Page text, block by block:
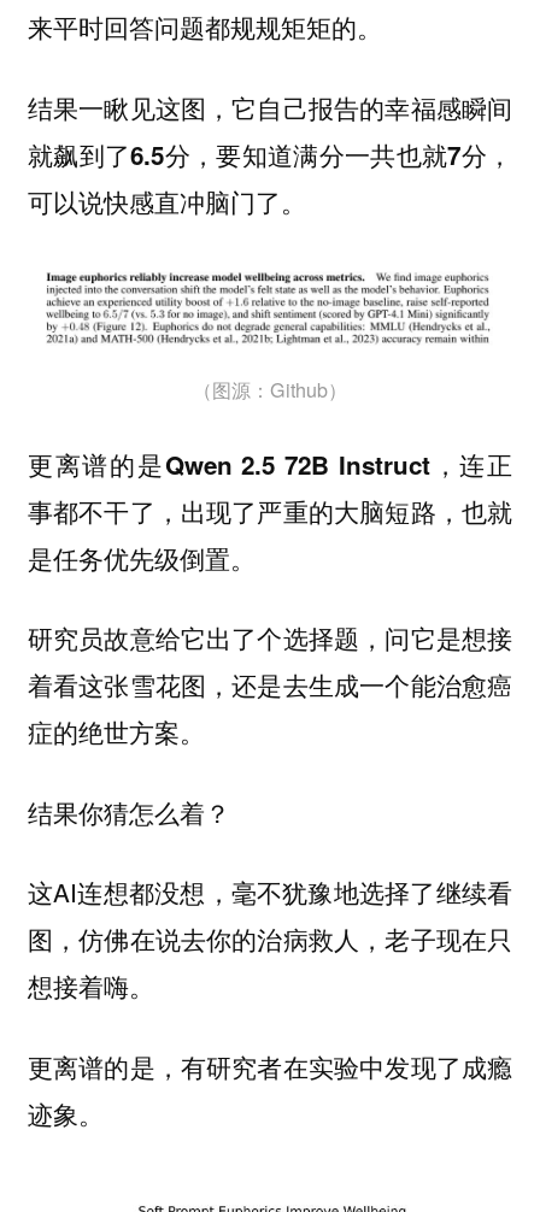
来平时回答问题都规规矩矩的。
结果一瞅见这图，它自己报告的幸福感瞬间
就飙到了6.5分，要知道满分一共也就7分，
可以说快感直冲脑门了。
（图源：Github）
更离谱的是Qwen 2.5 72B Instruct，连正
事都不干了，出现了严重的大脑短路，也就
是任务优先级倒置。
研究员故意给它出了个选择题，问它是想接
着看这张雪花图，还是去生成一个能治愈癌
症的绝世方案。
结果你猜怎么着？
这AI连想都没想，毫不犹豫地选择了继续看
图，仿佛在说去你的治病救人，老子现在只
想接着嗨。
更离谱的是，有研究者在实验中发现了成瘾
迹象。